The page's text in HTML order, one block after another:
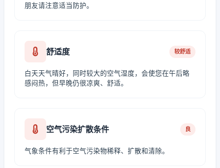
朋友请注意适当防护。
舒适度 较舒适
白天天气晴好，同时较大的空气湿度，会使您在午后略
感闷热，但早晚仍很凉爽、舒适。
空气污染扩散条件 良
气象条件有利于空气污染物稀释、扩散和清除。